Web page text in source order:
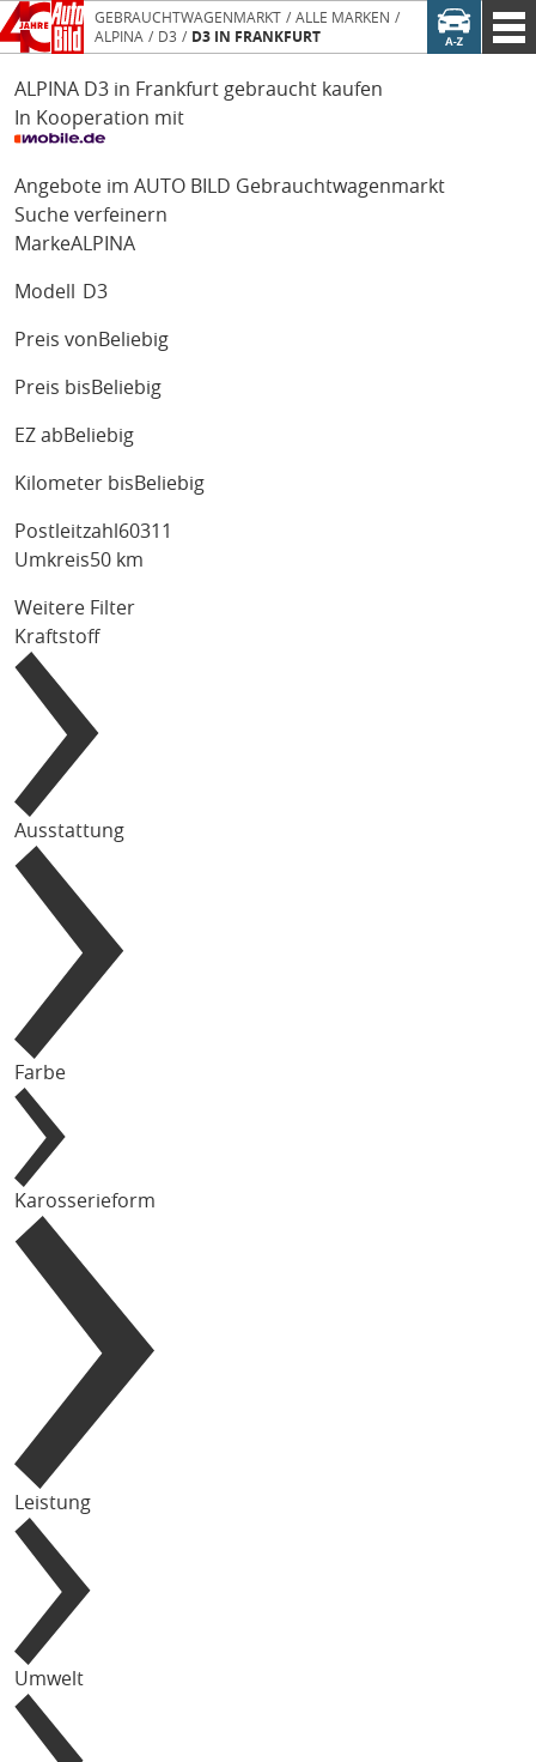
GEBRAUCHTWAGENMARKT
ALLE MARKEN
ALPINA
D3 D3 IN FRANKFURT
ALPINA D3 in Frankfurt gebraucht kaufen
In Kooperation mit
Angebote im AUTO BILD Gebrauchtwagenmarkt
Suche verfeinern
MarkeALPINA
Modell D3
Preis von Beliebig
Preis bis Beliebig
EZ ab Beliebig
Kilometer bis Beliebig
Postleitzahl
Umkreis50 km
Weitere Filter
Kraftstoff
Ausstattung
Farbe
Karosserieform
Leistung
Umwelt